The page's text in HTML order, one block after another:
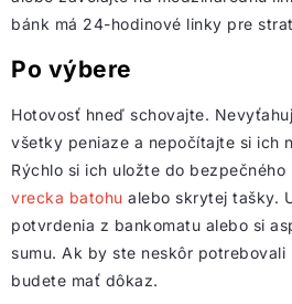
bánk má 24-hodinové linky pre
Po výbere
Hotovosť hneď schovajte.
všetky peniaze a nepočítajte si ich
Rýchlo si ich uložte do bezpečného
vrecka batohu alebo skrytej tašky.
potvrdenia z bankomatu alebo si
sumu. Ak by ste neskôr potrebovali
budete mať dôkaz.